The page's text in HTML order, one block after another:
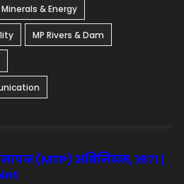
Minerals & Energy
MP Rivers & Dam
(MTP) अधिनियम, 1971 |